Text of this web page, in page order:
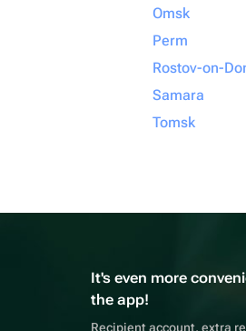
Omsk
Perm
Rostov-on-
Samara
Tomsk
It's even more
the app!
Recipient account, extra